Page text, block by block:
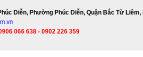
Diễn, Phường Phúc Diễn, Quận Bắc Từ Liêm,
066 638 - 0902 226 359